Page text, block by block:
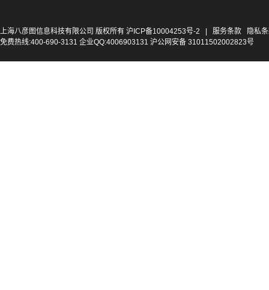
上海八彦图信息科技有限公司 版权所有 沪ICP备10004253号-2 服务条款
隐私
免费热线:400-690-3131 企业QQ:4006903131 沪公网安备 31011502002823号